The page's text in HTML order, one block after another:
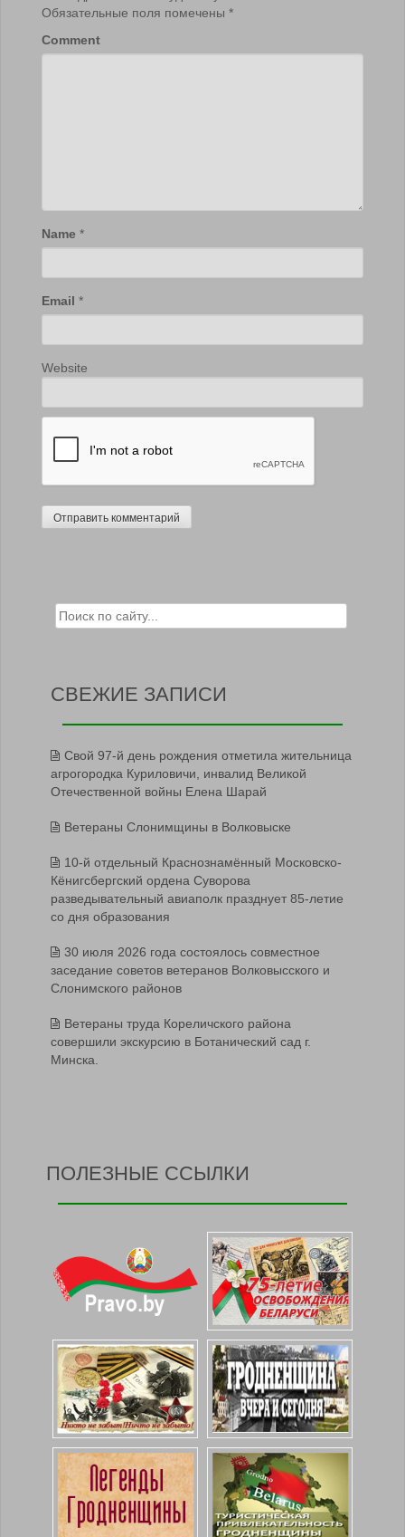
Обязательные поля помечены *
Comment
Name *
Email *
Website
Search for:
СВЕЖИЕ ЗАПИСИ
Свой 97-й день рождения отметила жительница
агрогородка Куриловичи, инвалид Великой
Отечественной войны Елена Шарай
Ветераны Слонимщины в Волковыске
10-й отдельный Краснознамённый Московско-
Кёнигсбергский ордена Суворова
разведывательный авиаполк празднует 85-летие
со дня образования
30 июля 2026 года состоялось совместное
заседание советов ветеранов Волковысского и
Слонимского районов
Ветераны труда Кореличского района
совершили экскурсию в Ботанический сад г.
Минска.
ПОЛЕЗНЫЕ ССЫЛКИ